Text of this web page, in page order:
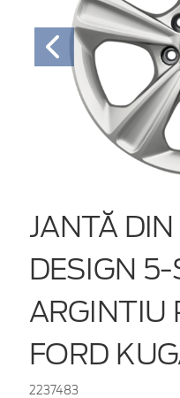
JANTĂ DIN
DESIGN 5-
ARGINTIU
FORD
2237483